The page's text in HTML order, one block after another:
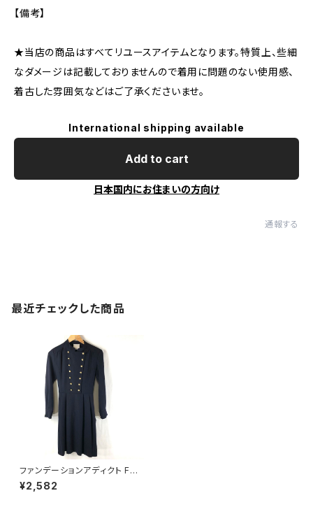
【備考】
★当店の商品はすべてリユースアイテムとなります。特質上、些細
なダメージは記載しておりませんので着用に問題のない使用感、
着古した雰囲気などはご了承くださいませ。
International shipping available
Add to cart
日本国内にお住まいの方向け
通報する
最近チェックした商品
ファンデーションアディクト Fou
ndation Addict ワンピース 金
ボタン 袖ボタン 腰ひも サイドフ
¥2,582